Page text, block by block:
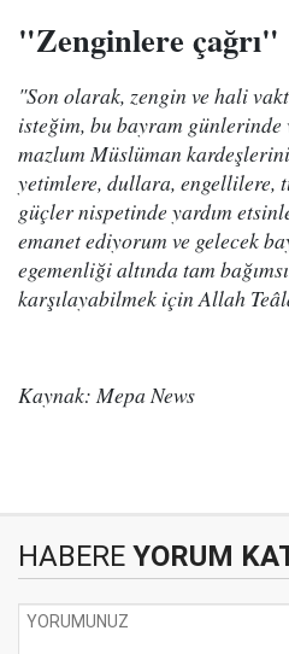
"Zenginlere çağrı"
"Son olarak, zengin ve hali
isteğim, bu bayram günlerinde
mazlum Müslüman
yetimlere, dullara, engellilere,
güçler nispetinde yardım
emanet ediyorum ve gelecek
egemenliği altında tam
karşılayabilmek için Allah
Kaynak: Mepa News
HABERE YORUM